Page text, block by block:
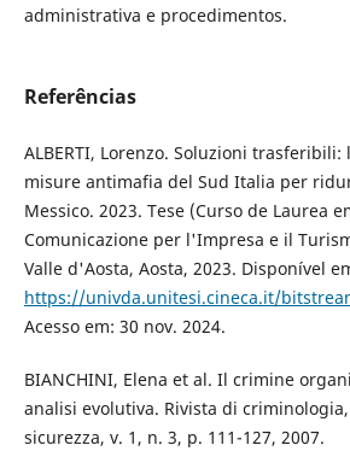
administrativa e procedimentos.
Referências
ALBERTI, Lorenzo. Soluzioni
misure antimafia del Sud Italia per
Messico. 2023. Tese (Curso de Laurea
Comunicazione per l'Impresa e il
Valle d'Aosta, Aosta, 2023. Disponível
https://univda.unitesi.cineca.it/
Acesso em: 30 nov. 2024.
BIANCHINI, Elena et al. Il crimine
analisi evolutiva. Rivista di
sicurezza, v. 1, n. 3, p. 111-127, 2007.